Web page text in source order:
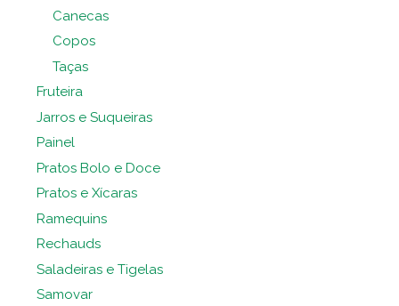
Canecas
Copos
Taças
Fruteira
Jarros e Suqueiras
Painel
Pratos Bolo e Doce
Pratos e Xícaras
Ramequins
Rechauds
Saladeiras e Tigelas
Samovar